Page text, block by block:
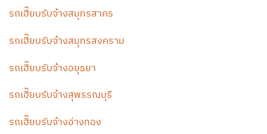
รถเฮี๊ยบรับจ้างสมุทรสาคร
รถเฮี๊ยบรับจ้างสมุทรสงคราม
รถเฮี๊ยบรับจ้างอยุธยา
รถเฮี๊ยบรับจ้างสุพรรณบุรี
รถเฮี๊ยบรับจ้างอ่างทอง